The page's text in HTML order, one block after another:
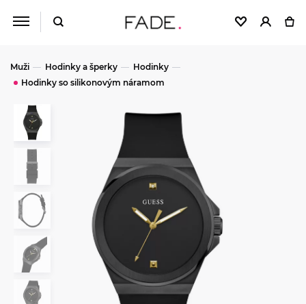
Muži Hodinky a šperky
Hodinky
Hodinky so silikonovým náramom